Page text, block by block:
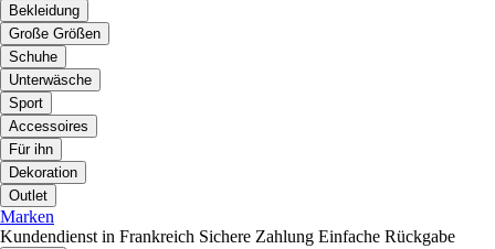
Bekleidung
Große Größen
Schuhe
Unterwäsche
Sport
Accessoires
Für ihn
Dekoration
Outlet
Marken
Kundendienst in Frankreich Sichere Zahlung Einfache Rückgabe